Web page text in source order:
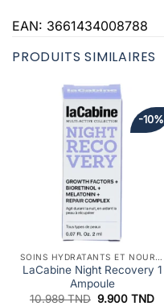
EAN: 3661434008788
PRODUITS SIMILAIRES
-10%
SOINS HYDRATANTS ET NOURRISSANTS
LaCabine Night Recovery 1
Ampoule
10.989TND Le
9.900TNDLe